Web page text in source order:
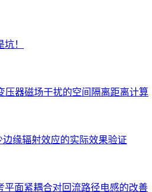
！
压器磁场干扰的空间隔离距离计算
缘辐射效应的实际效果验证
平面紧耦合对回流路径电感的改善